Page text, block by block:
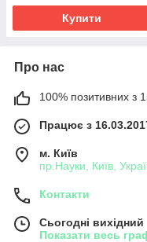
Купити
Про нас
100% позитивних з
Працює з
м. Київ
пр.Науки, Київ,
Контакти
Сьогодні вихідний
Показати весь